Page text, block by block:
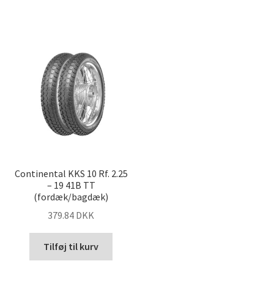
Continental KKS 10 Rf. 2.25
– 19 41B TT
(fordæk/bagdæk)
379.84 DKK
Tilføj til kurv